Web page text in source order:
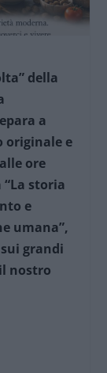
della
a
originale e
ore
storia
e
umana”,
grandi
nostro